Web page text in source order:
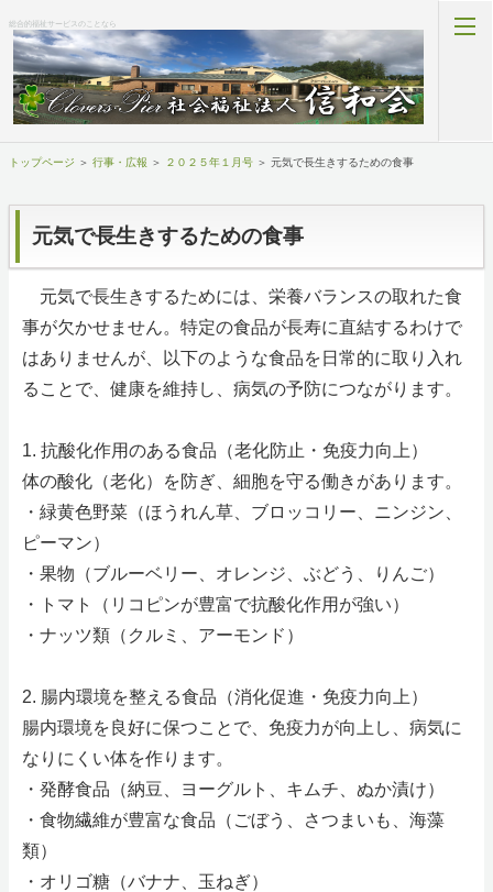
総合的福祉サービスのことなら
ホーム
事業所情報
開示情報
行事・広報
施設利用状況
求人情報
お問い合わせ
ホーム
トップページ ＞ 行事・広報 ＞ ２０２５年１月号 ＞ 元気で長生きするための食事
元気で長生きするための食事
元気で長生きするためには、栄養バランスの取れた食
事が欠かせません。特定の食品が長寿に直結するわけで
はありませんが、以下のような食品を日常的に取り入れ
ることで、健康を維持し、病気の予防につながります。
1. 抗酸化作用のある食品（老化防止・免疫力向上）
体の酸化（老化）を防ぎ、細胞を守る働きがあります。
・緑黄色野菜（ほうれん草、ブロッコリー、ニンジン、
ピーマン）
・果物（ブルーベリー、オレンジ、ぶどう、りんご）
・トマト（リコピンが豊富で抗酸化作用が強い）
・ナッツ類（クルミ、アーモンド）
2. 腸内環境を整える食品（消化促進・免疫力向上）
腸内環境を良好に保つことで、免疫力が向上し、病気に
なりにくい体を作ります。
・発酵食品（納豆、ヨーグルト、キムチ、ぬか漬け）
・食物繊維が豊富な食品（ごぼう、さつまいも、海藻
類）
・オリゴ糖（バナナ、玉ねぎ）